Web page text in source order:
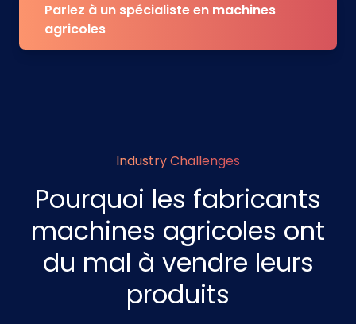
Parlez à un spécialiste en machines
agricoles
Industry Challenges
Pourquoi les fabricants
machines agricoles ont
du mal à vendre leurs
produits